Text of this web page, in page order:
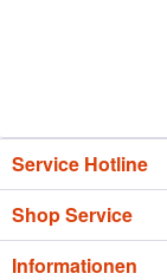
Service Hotline
Shop Service
Informationen